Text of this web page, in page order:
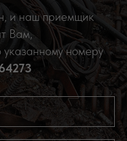
и наш приемщик
Вам,
указанному номеру